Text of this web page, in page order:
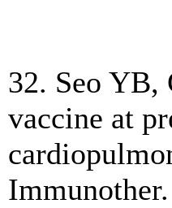
32. Seo YB,
vaccine at